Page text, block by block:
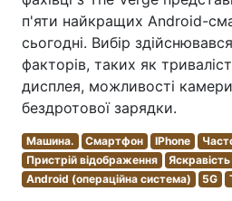
п'яти найкращих Android-
сьогодні. Вибір
факторів, таких як
дисплея, можливості
бездротової зарядки.
Машина. Смартфон IPhone
Пристрій відображення
Яскравість
Android (операційна система)
5G